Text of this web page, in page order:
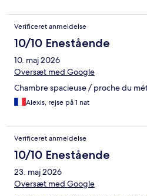
Verificeret anmeldelse
10/10 Enestående
10. maj 2026
Oversæt med Google
Chambre spacieuse / proche du
Alexis, rejse på 1 nat
Verificeret anmeldelse
10/10 Enestående
23. maj 2026
Oversæt med Google